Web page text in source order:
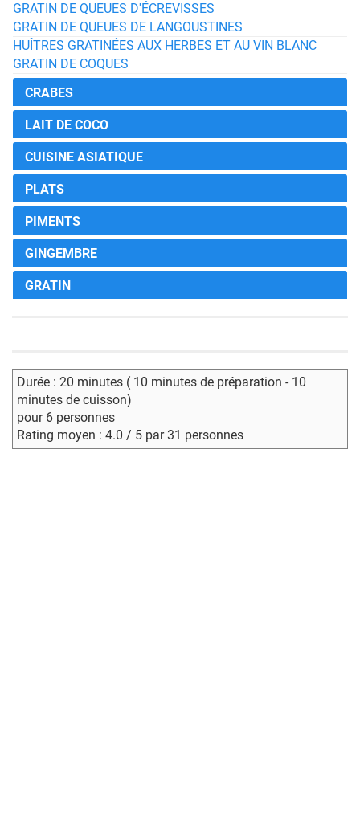
GRATIN DE QUEUES D'ÉCREVISSES
GRATIN DE QUEUES DE LANGOUSTINES
HUÎTRES GRATINÉES AUX HERBES ET AU VIN BLANC
GRATIN DE COQUES
CRABES
LAIT DE COCO
CUISINE ASIATIQUE
PLATS
PIMENTS
GINGEMBRE
GRATIN
Durée : 20 minutes ( 10 minutes de préparation - 10
minutes de cuisson)
pour 6 personnes
Rating moyen : 4.0 / 5 par 31 personnes